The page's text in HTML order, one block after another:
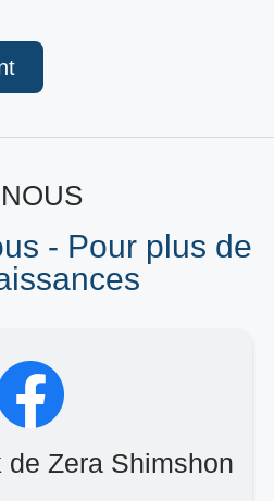
- Pour plus de
de Zera Shimshon